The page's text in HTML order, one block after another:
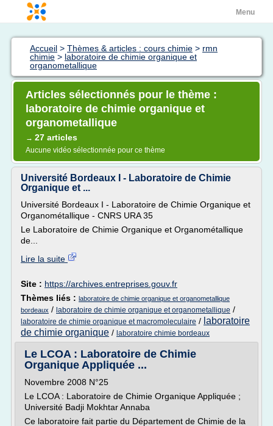
Menu
Accueil > Thèmes & articles : cours chimie > rmn
chimie > laboratoire de chimie organique et
organometallique
Articles sélectionnés pour le thème :
laboratoire de chimie organique et
organometallique
→ 27 articles
Aucune vidéo sélectionnée pour ce thème
Université Bordeaux I - Laboratoire de Chimie
Organique et ...
Université Bordeaux I - Laboratoire de Chimie Organique et
Organométallique - CNRS URA 35
Le Laboratoire de Chimie Organique et Organométallique
de...
Lire la suite
Site : https://archives.entreprises.gouv.fr
Thèmes liés : laboratoire de chimie organique et organometallique
bordeaux / laboratoire de chimie organique et organometallique /
laboratoire de chimie organique et macromoleculaire / laboratoire
de chimie organique / laboratoire chimie bordeaux
Le LCOA : Laboratoire de Chimie
Organique Appliquée ...
Novembre 2008 N°25
Le LCOA : Laboratoire de Chimie Organique Appliquée ;
Université Badji Mokhtar Annaba
Ce laboratoire fait partie du Département de Chimie de la